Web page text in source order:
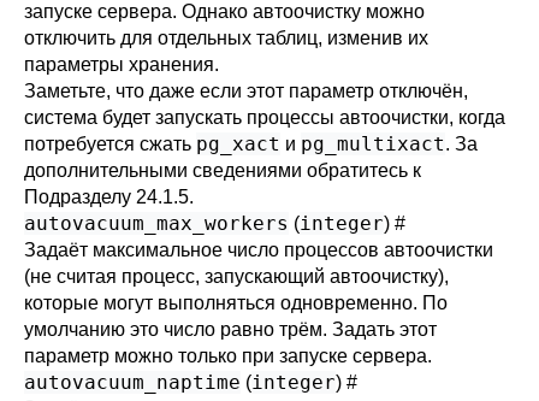
запуске сервера. Однако автоочистку можно
отключить для отдельных таблиц, изменив их
параметры хранения.
Заметьте, что даже если этот параметр отключён,
система будет запускать процессы автоочистки, когда
потребуется сжать pg_xact и pg_multixact. За
дополнительными сведениями обратитесь к
Подразделу 24.1.5.
autovacuum_max_workers (integer) #
Задаёт максимальное число процессов автоочистки
(не считая процесс, запускающий автоочистку),
которые могут выполняться одновременно. По
умолчанию это число равно трём. Задать этот
параметр можно только при запуске сервера.
autovacuum_naptime (integer) #